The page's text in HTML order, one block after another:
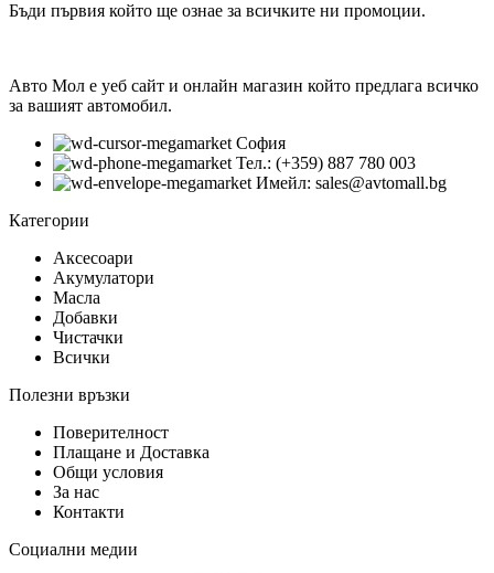
Бъди първия който ще ознае за всичките ни промоции.
Авто Мол е уеб сайт и онлайн магазин който предлага всичко
за вашият автомобил.
София
Тел.: (+359) 887 780 003
Имейл: sales@avtomall.bg
Категории
Аксесоари
Акумулатори
Масла
Добавки
Чистачки
Всички
Полезни връзки
Поверителност
Плащане и Доставка
Общи условия
За нас
Контакти
Социални медии